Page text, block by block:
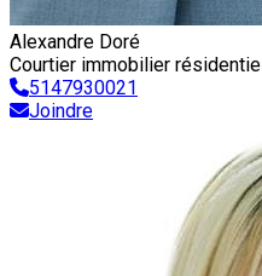
Alexandre Doré
Courtier immobilier résidentiel
5147930021
Joindre